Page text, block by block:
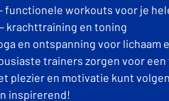
functionele workouts voor je
krachttraining en toning
en ontspanning voor lichaam
trainers zorgen voor
plezier en motivatie kunt
inspirerend!